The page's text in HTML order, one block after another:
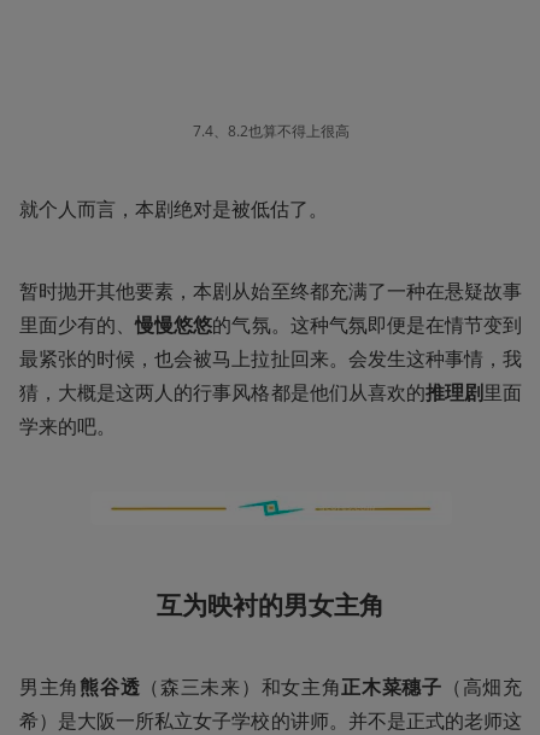
7.4、8.2也算不得上很高
就个人而言，本剧绝对是被低估了。
暂时抛开其他要素，本剧从始至终都充满了一种在悬疑故事
里面少有的、慢慢悠悠的气氛。这种气氛即便是在情节变到
最紧张的时候，也会被马上拉扯回来。会发生这种事情，我
猜，大概是这两人的行事风格都是他们从喜欢的推理剧里面
学来的吧。
互为映衬的男女主角
男主角熊谷透 （森三未来）和女主角正木菜穗子 （高畑充
希）是大阪一所私立女子学校的讲师。并不是正式的老师这